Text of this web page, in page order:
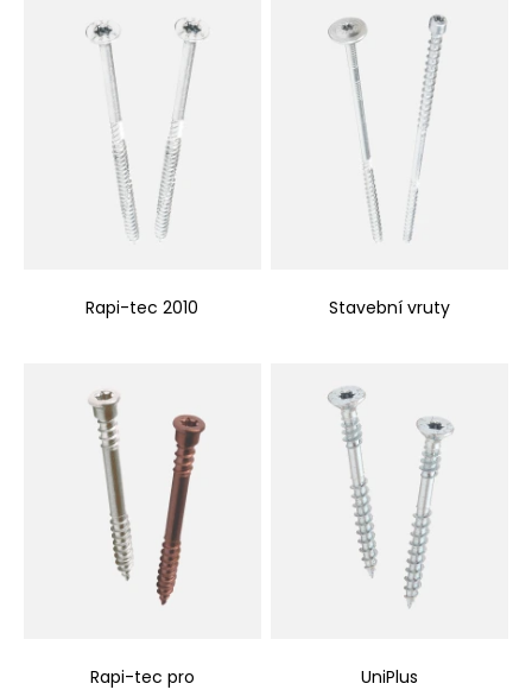
Rapi-tec 2010 Stavební vruty
Rapi-tec pro
UniPlus